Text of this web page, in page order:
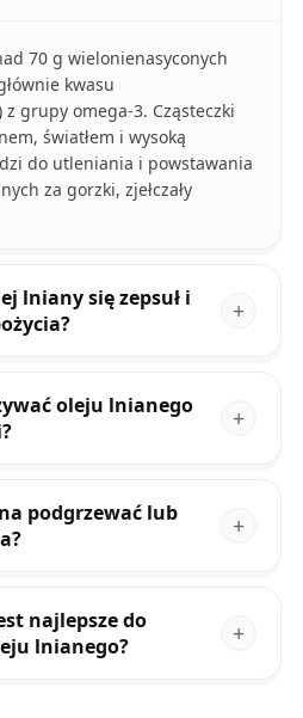
70 g wielonienasyconych
kwasu
grupy omega‑3. Cząsteczki
światłem i wysoką
do utleniania i powstawania
za gorzki, zjełczały
lniany się zepsuł i
oleju lnianego
podgrzewać lub
najlepsze do
lnianego?